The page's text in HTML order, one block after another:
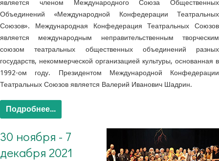
является членом Международного Союза Общественных
Объединений «Международной Конфедерации Театральных
Союзов». Международная Конфедерация Театральных Союзов
является международным неправительственным творческим
союзом театральных общественных объединений разных
государств, некоммерческой организацией культуры, основанная в
1992-ом году. Президентом Международной Конфедерации
Театральных Союзов является Валерий Иванович Шадрин.
Подробнее...
30 ноября - 7
декабря 2021